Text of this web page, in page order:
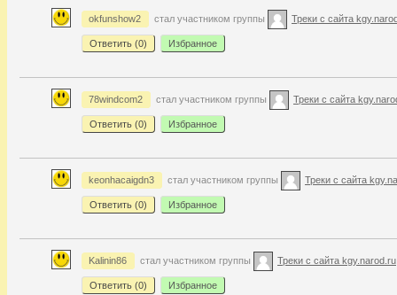
okfunshow2 стал участником группы Треки с сайта
Ответить (0) Избранное
78windcom2 стал участником группы Треки с сайта
Ответить (0) Избранное
keonhacaigdn3 стал участником группы Треки с сайта
Ответить (0) Избранное
Kalinin86 стал участником группы Треки с сайта kgy.narod.ru
Ответить (0) Избранное